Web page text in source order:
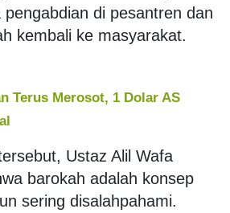
pengabdian di pesantren dan
kembali ke masyarakat.
Terus Merosot, 1 Dolar AS
Ustaz Alil Wafa
barokah adalah konsep
sering disalahpahami.